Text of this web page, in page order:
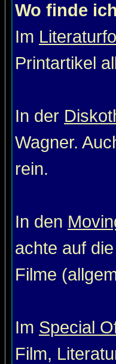
Wo finde
Im
Printartikel
In der
Wagner.
rein.
In den
achte auf
Filme
Im Special
Film,